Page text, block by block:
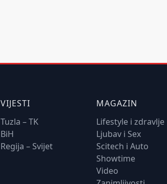
VIJESTI
Tuzla – TK
BiH
Regija – Svijet
MAGAZIN
Lifestyle i zdravlje
Ljubav i Sex
Scitech i Auto
Showtime
Video